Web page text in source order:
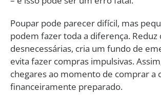
Poupar pode parecer difícil, mas
podem fazer toda a diferença. Reduz
desnecessárias, cria um fundo de
evita fazer compras impulsivas.
chegares ao momento de comprar a
financeiramente preparado.